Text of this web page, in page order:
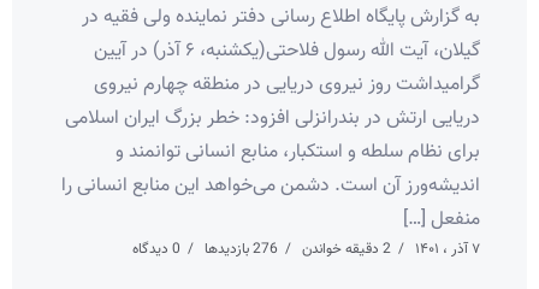
به گزارش پایگاه اطلاع رسانی دفتر نماینده ولی فقیه در
گیلان، آیت الله رسول فلاحتی(یکشنبه، ۶ آذر) در آیین
گرامیداشت روز نیروی دریایی در منطقه چهارم نیروی
دریایی ارتش در بندرانزلی افزود: خطر بزرگ ایران اسلامی
برای نظام سلطه و استکبار، منابع انسانی توانمند و
اندیشه‌ورز آن است. دشمن می‌خواهد این منابع انسانی را
منفعل […]
۷ آذر ، ۱۴۰۱ 2 دقیقه خواندن 276 بازدیدها 0 دیدگاه